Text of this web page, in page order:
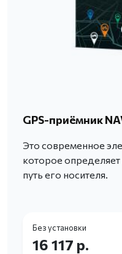
GPS-приёмник
Это современное
которое
путь его носителя.
Без установки
16 117 р.